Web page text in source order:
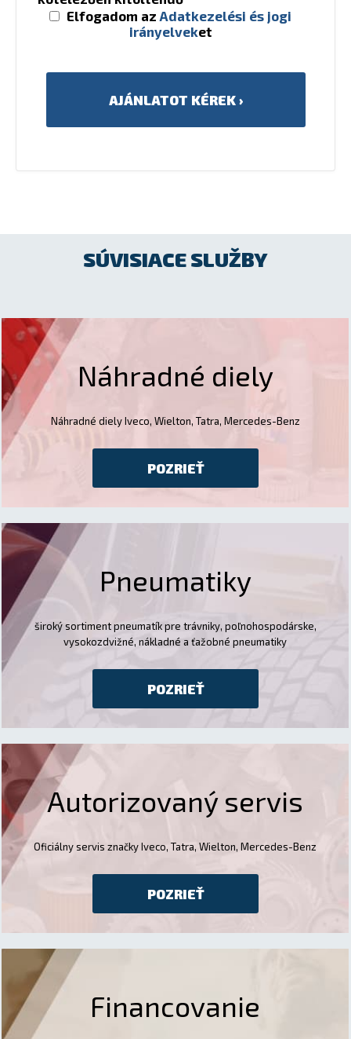
Elfogadom az Adatkezelési és jogi
irányelveket
SÚVISIACE SLUŽBY
Náhradné diely
Náhradné diely Iveco, Wielton, Tatra, Mercedes-Benz
POZRIEŤ
Pneumatiky
široký sortiment pneumatík pre trávniky, poľnohospodárske,
vysokozdvižné, nákladné a ťažobné pneumatiky
POZRIEŤ
Autorizovaný servis
Oficiálny servis značky Iveco, Tatra, Wielton, Mercedes-Benz
POZRIEŤ
Financovanie